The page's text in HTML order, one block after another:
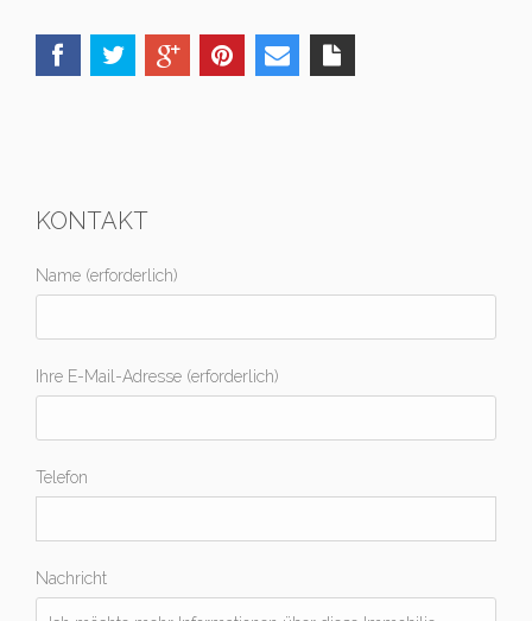
KONTAKT
Name (erforderlich)
Ihre E-Mail-Adresse (erforderlich)
Telefon
Nachricht